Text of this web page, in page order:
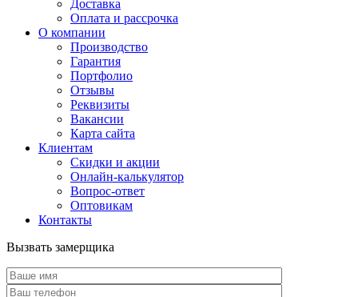
Доставка
Оплата и рассрочка
О компании
Производство
Гарантия
Портфолио
Отзывы
Реквизиты
Вакансии
Карта сайта
Клиентам
Скидки и акции
Онлайн-калькулятор
Вопрос-ответ
Оптовикам
Контакты
Вызвать замерщика